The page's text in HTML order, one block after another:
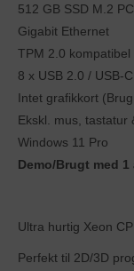
512 GB SSD M.2
Gigabit Ethernet
TPM 2.0 kompatibel
8 x USB 2.0 / USB-
Intet grafikkort
Ekskl. mus, tastatur
Windows 11 Pro
Demo/Brugt med
Ultra hurtig Xeon
Perfekt til 2D/3D